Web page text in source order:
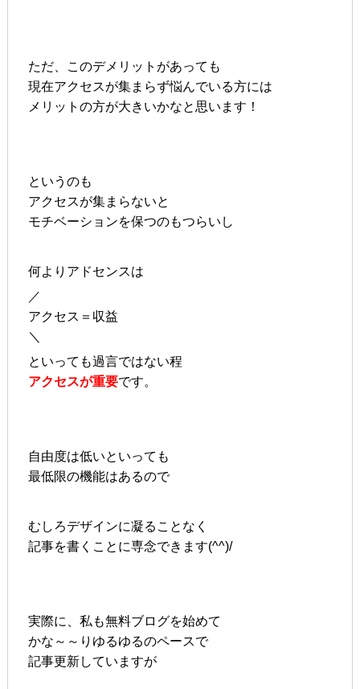
ただ、このデメリットがあっても
現在アクセスが集まらず悩んでいる方には
メリットの方が大きいかなと思います！
というのも
アクセスが集まらないと
モチベーションを保つのもつらいし
何よりアドセンスは
／
アクセス＝収益
＼
といっても過言ではない程
アクセスが重要です。
自由度は低いといっても
最低限の機能はあるので
むしろデザインに凝ることなく
記事を書くことに専念できます(^^)/
実際に、私も無料ブログを始めて
かな～～りゆるゆるのペースで
記事更新していますが